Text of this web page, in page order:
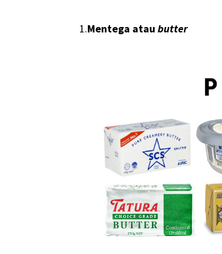
1.Mentega atau butter